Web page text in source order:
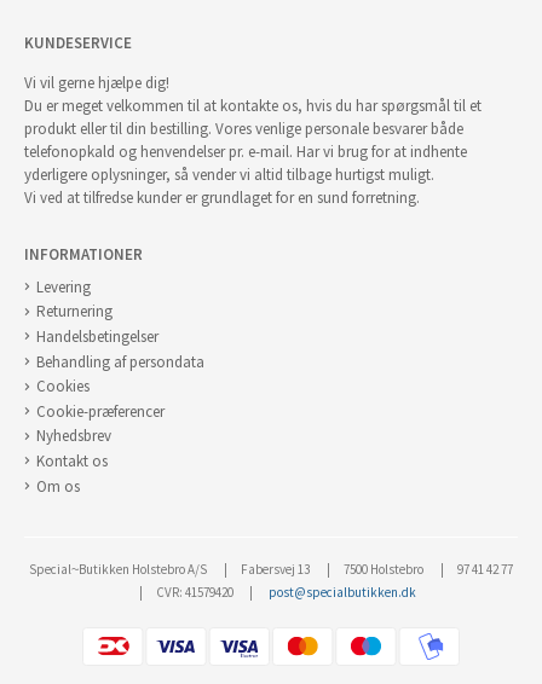
KUNDESERVICE
Vi vil gerne hjælpe dig!
Du er meget velkommen til at kontakte os, hvis du har spørgsmål til et
produkt eller til din bestilling. Vores venlige personale besvarer både
telefonopkald og henvendelser pr. e-mail. Har vi brug for at indhente
yderligere oplysninger, så vender vi altid tilbage hurtigst muligt.
Vi ved at tilfredse kunder er grundlaget for en sund forretning.
INFORMATIONER
Levering
Returnering
Handelsbetingelser
Behandling af persondata
Cookies
Cookie-præferencer
Nyhedsbrev
Kontakt os
Om os
Special~Butikken Holstebro A/S Fabersvej 13 7500 Holstebro
97 41 42 77
CVR: 41579420
post@specialbutikken.dk